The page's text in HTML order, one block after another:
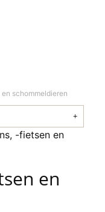
schommeldieren
-fietsen en
en